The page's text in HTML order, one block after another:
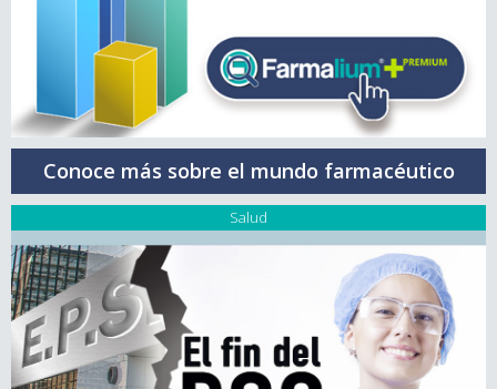
Conoce más sobre el mundo farmacéutico
Salud